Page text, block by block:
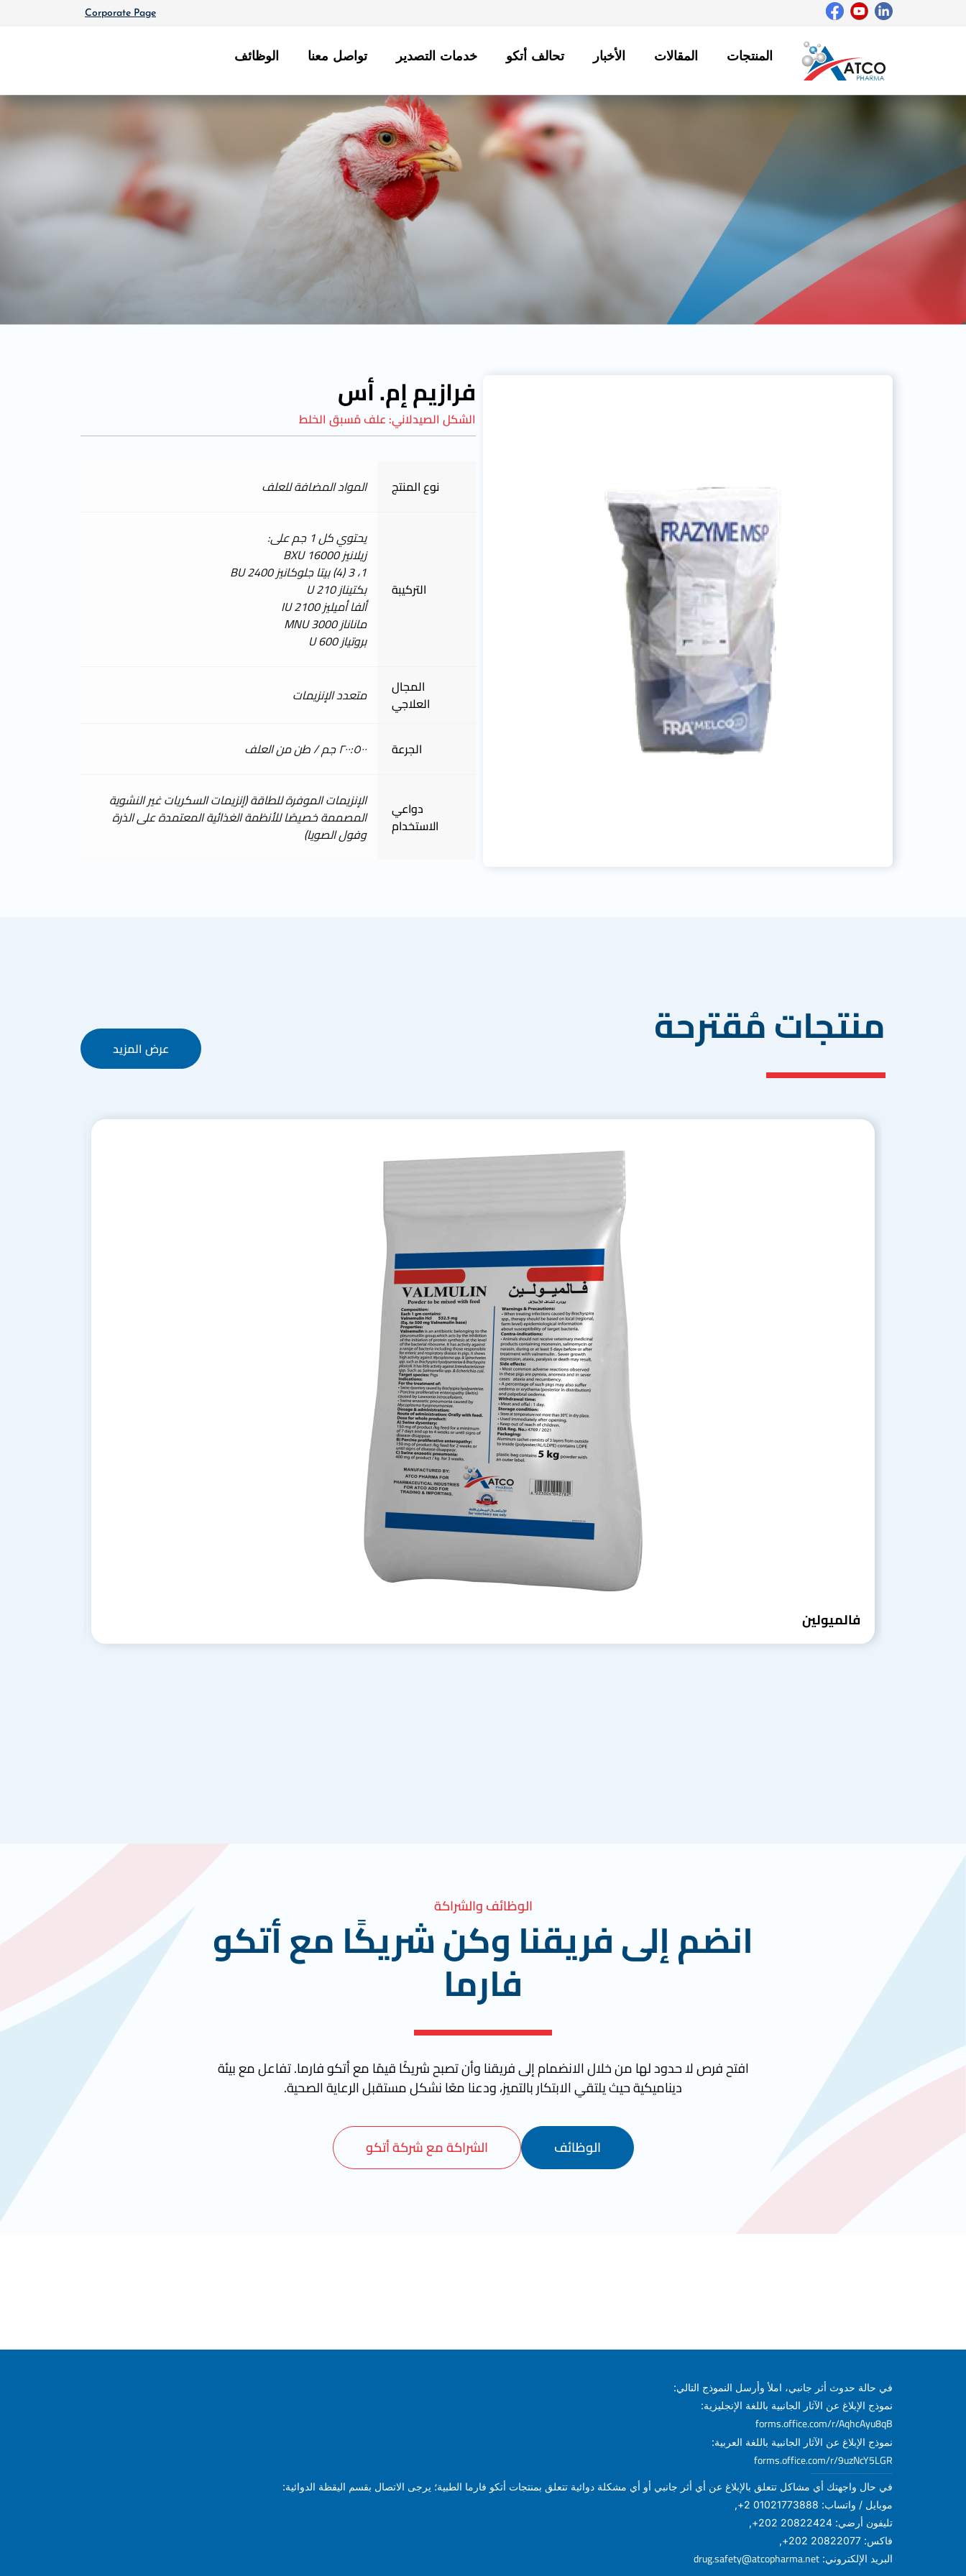
Corporate Page
المنتجات المقالات الأخبار تحالف أتكو خدمات التصدير تواصل معنا الوظائف
فرازيم إم. أس
الشكل الصيدلاني: علف مُسبق الخلط
نوع المنتج المواد المضافة للعلف
التركيبة
يحتوي كل 1 جم على:
زيلانيز 16000 BXU
1، 3 (4) بيتا جلوكانيز 2400 BU
بكتيناز 210 U
ألفا أميليز 2100 IU
ماناناز 3000 MNU
بروتياز 600 U
المجال
العلاجي
متعدد الإنزيمات
الجرعة ٢٠٠:٥٠٠ جم / طن من العلف
دواعي
الاستخدام
الإنزيمات الموفرة للطاقة (إنزيمات السكريات غير النشوية
المصممة خصيصًا للأنظمة الغذائية المعتمدة على الذرة
وفول الصويا)
منتجات مُقترحة عرض المزيد
فالميولين
الوظائف والشراكة
انضم إلى فريقنا وكن شريكًا مع أتكو
فارما
افتح فرص لا حدود لها من خلال الانضمام إلى فريقنا وأن تصبح شريكًا قيمًا مع أتكو فارما. تفاعل مع بيئة
ديناميكية حيث يلتقي الابتكار بالتميز، ودعنا معًا نشكل مستقبل الرعاية الصحية.
الوظائف الشراكة مع شركة أتكو
في حالة حدوث أثر جانبي، املأ وأرسل النموذج التالي:
نموذج الإبلاغ عن الآثار الجانبية باللغة الإنجليزية:
forms.office.com/r/AqhcAyu8qB
نموذج الإبلاغ عن الآثار الجانبية باللغة العربية:
forms.office.com/r/9uzNcY5LGR
في حال واجهتك أي مشاكل تتعلق بالإبلاغ عن أي أثر جانبي أو أي مشكلة دوائية تتعلق بمنتجات أتكو فارما الطبية؛ يرجى الاتصال بقسم اليقظة الدوائية:
موبايل / واتساب: 01021773888 2+,
تليفون أرضي: 20822424 202+,
فاكس: 20822077 202+,
البريد الإلكتروني: drug.safety@atcopharma.net